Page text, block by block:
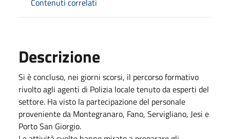
Descrizione
Si è concluso, nei giorni scorsi, il percorso formativo
rivolto agli agenti di Polizia locale tenuto da esperti del
settore. Ha visto la partecipazione del personale
proveniente da Montegranaro, Fano, Servigliano, Jesi e
Porto San Giorgio.